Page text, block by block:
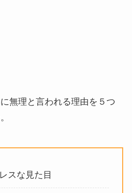
無理と言われる理由を５つ
スな見た目